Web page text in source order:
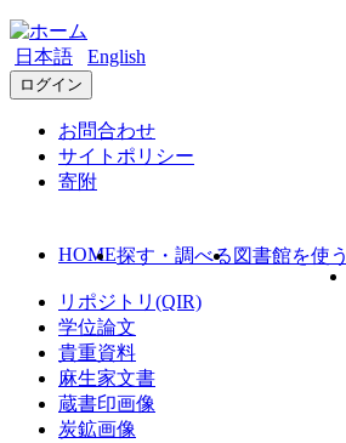
日本語 English
ログイン
お問合わせ
サイトポリシー
寄附
HOME探す・調べる 図書館を使う
リポジトリ(QIR)
学位論文
貴重資料
麻生家文書
蔵書印画像
炭鉱画像